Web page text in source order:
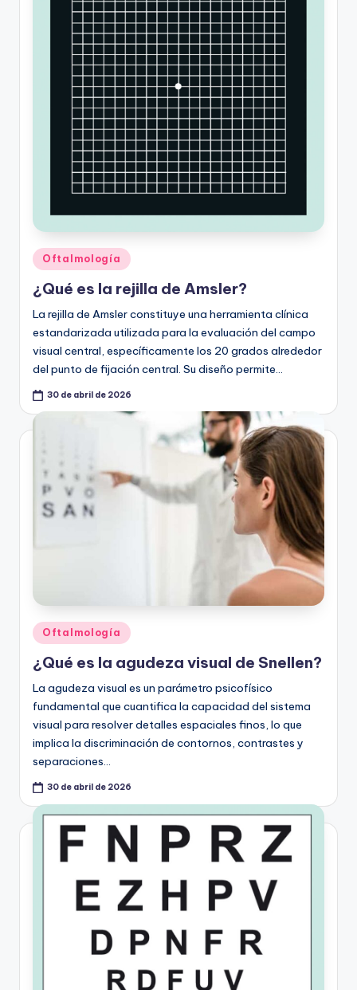
Publicado
en
Oftalmología
¿Qué es la rejilla de Amsler?
La rejilla de Amsler constituye una herramienta clínica
estandarizada utilizada para la evaluación del campo
visual central, específicamente los 20 grados alrededor
del punto de fijación central. Su diseño permite…
30 de abril de 2026
Publicado
en
Oftalmología
¿Qué es la agudeza visual de Snellen?
La agudeza visual es un parámetro psicofísico
fundamental que cuantifica la capacidad del sistema
visual para resolver detalles espaciales finos, lo que
implica la discriminación de contornos, contrastes y
separaciones…
30 de abril de 2026